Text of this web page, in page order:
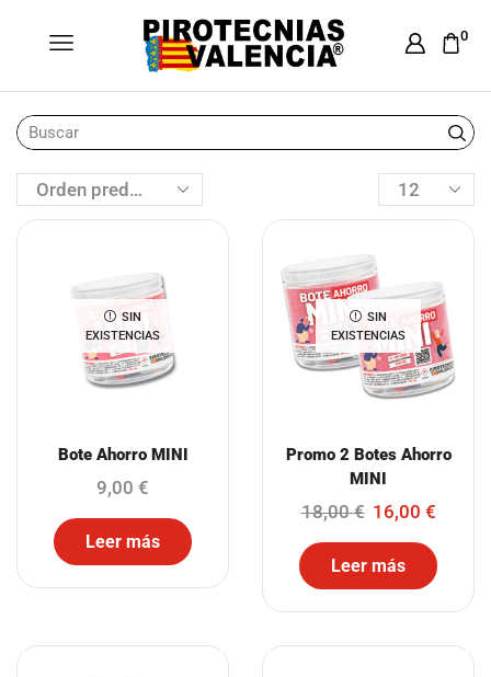
0
SIN
EXISTENCIAS
Bote Ahorro MINI
9,00 €
Leer más
SIN
EXISTENCIAS
Promo 2 Botes Ahorro
MINI
18,00€ 16,00 €
Leer más